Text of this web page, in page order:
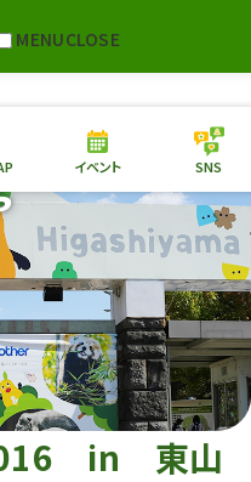
MENUCLOSE
本日の開園情報 チケ
園内MAP イベント
総合案内
動物園 植物園
再生プラン
東山動植物園
への支援
環境教育
イベント SNS
in 東山